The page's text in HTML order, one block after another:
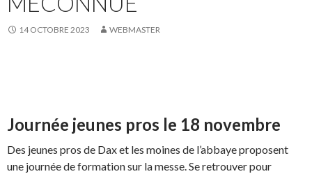
14 OCTOBRE 2023 WEBMASTER
Journée jeunes pros le 18 novembre
Des jeunes pros de Dax et les moines de l’abbaye proposent
une journée de formation sur la messe. Se retrouver pour